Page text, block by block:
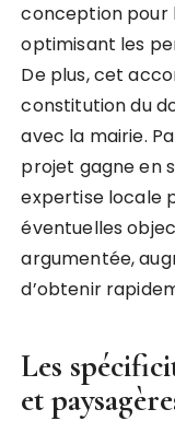
conception pour
optimisant les
De plus, cet
constitution du
avec la mairie.
projet gagne en
expertise locale
éventuelles
argumentée,
d’obtenir
Les
et